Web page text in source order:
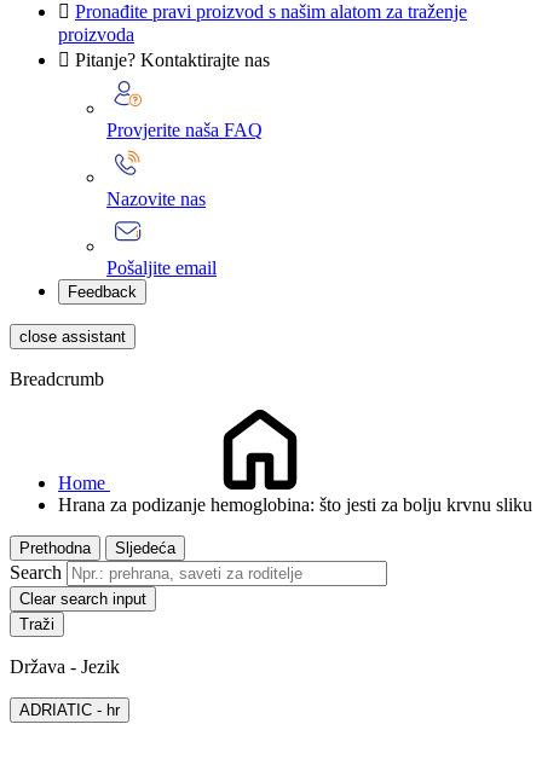
 Pronađite pravi proizvod s našim alatom za traženje
proizvoda
 Pitanje? Kontaktirajte nas
Provjerite naša FAQ
Nazovite nas
Pošaljite email
Feedback
close assistant
Breadcrumb
Home
Hrana za podizanje hemoglobina: što jesti za bolju krvnu sliku
Prethodna Sljedeća
Search
Clear search input
Država - Jezik
ADRIATIC - hr